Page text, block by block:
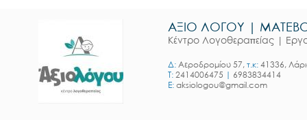
ΑΞΙΟ ΛΟΓΟΥ |
Κέντρο Λογοθεραπείας |
Δ: Αεροδρομίου 57, τ.κ: 41336,
T: 2414006475 | 6983834414
E: aksiologou@gmail.com